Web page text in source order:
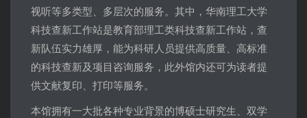
视听等多类型、多层次的服务。其中，华南理工大学
科技查新工作站是教育部理工类科技查新工作站，查
新队伍实力雄厚，能为科研人员提供高质量、高标准
的科技查新及项目咨询服务，此外馆内还可为读者提
供文献复印、打印等服务。
本馆拥有一大批各种专业背景的博硕士研究生、双学